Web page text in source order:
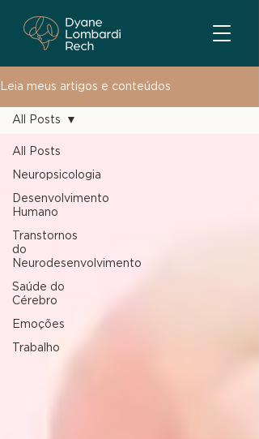
Leia meus artigos e conteúdos
All Posts
Neuropsicologia
Desenvolvimento
Humano
Transtornos
do
Neurodesenvolvimento
Saúde do
Cérebro
Emoções
Trabalho
All Posts